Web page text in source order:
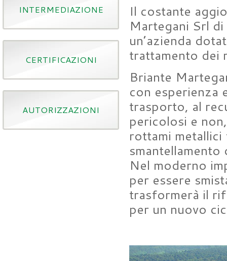
Il costante
Martegani Srl
un’azienda
trattamento dei
Briante
con esperienza
trasporto, al
pericolosi e
rottami
Nel moderno
per essere
trasformerà il
per un nuovo
INTERMEDIAZIONE
CERTIFICAZIONI
AUTORIZZAZIONI